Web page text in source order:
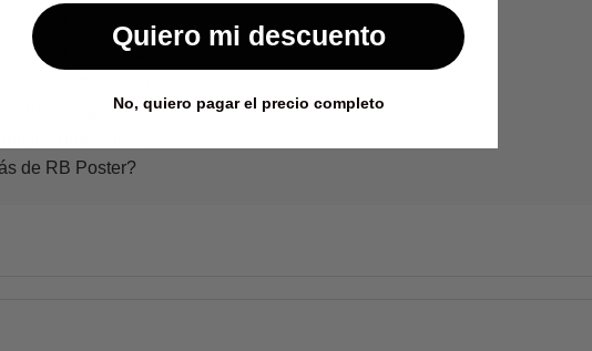
incluido?
llegar mi pedido?
llega dañado?
de RB Poster?
Quiero mi descuento
No, quiero pagar el precio completo